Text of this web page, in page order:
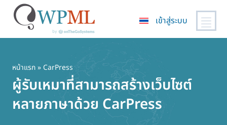
เนื้อหา
หลัก
เข้าสู่ระบบ
หน้าแรก» CarPress
ผู้รับเหมาที่สามารถสร้างเว็บไซต์
หลายภาษาด้วย CarPress